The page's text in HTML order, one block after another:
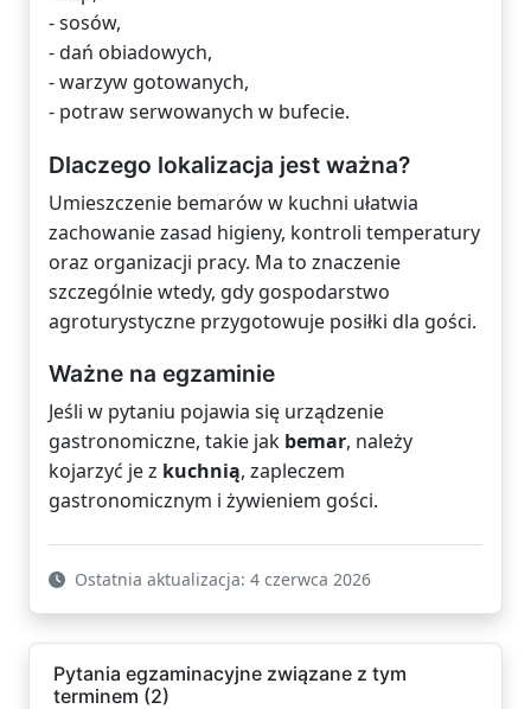
- sosów,
- dań obiadowych,
- warzyw gotowanych,
- potraw serwowanych w bufecie.
Dlaczego lokalizacja jest ważna?
Umieszczenie bemarów w kuchni ułatwia
zachowanie zasad higieny, kontroli temperatury
oraz organizacji pracy. Ma to znaczenie
szczególnie wtedy, gdy gospodarstwo
agroturystyczne przygotowuje posiłki dla gości.
Ważne na egzaminie
Jeśli w pytaniu pojawia się urządzenie
gastronomiczne, takie jak bemar, należy
kojarzyć je z kuchnią, zapleczem
gastronomicznym i żywieniem gości.
Ostatnia aktualizacja: 4 czerwca 2026
Pytania egzaminacyjne związane z tym
terminem (2)